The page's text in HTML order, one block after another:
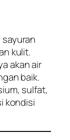
kulit.
akan air
baik.
sulfat,
kondisi